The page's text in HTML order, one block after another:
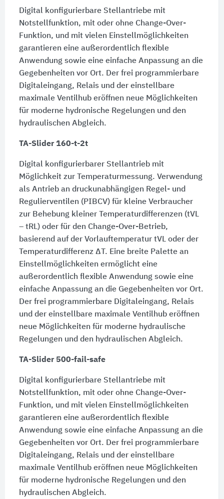
Digital konfigurierbare Stellantriebe mit
Notstellfunktion, mit oder ohne Change-Over-
Funktion, und mit vielen Einstellmöglichkeiten
garantieren eine außerordentlich flexible
Anwendung sowie eine einfache Anpassung an die
Gegebenheiten vor Ort. Der frei programmierbare
Digitaleingang, Relais und der einstellbare
maximale Ventilhub eröffnen neue Möglichkeiten
für moderne hydronische Regelungen und den
hydraulischen Abgleich.
TA-Slider 160-t-2t
Digital konfigurierbarer Stellantrieb mit
Möglichkeit zur Temperaturmessung. Verwendung
als Antrieb an druckunabhängigen Regel- und
Regulierventilen (PIBCV) für kleine Verbraucher
zur Behebung kleiner Temperaturdifferenzen (tVL
– tRL) oder für den Change-Over-Betrieb,
basierend auf der Vorlauftemperatur tVL oder der
Temperaturdifferenz ΔT. Eine breite Palette an
Einstellmöglichkeiten ermöglicht eine
außerordentlich flexible Anwendung sowie eine
einfache Anpassung an die Gegebenheiten vor Ort.
Der frei programmierbare Digitaleingang, Relais
und der einstellbare maximale Ventilhub eröffnen
neue Möglichkeiten für moderne hydraulische
Regelungen und den hydraulischen Abgleich.
TA-Slider 500-fail-safe
Digital konfigurierbare Stellantriebe mit
Notstellfunktion, mit oder ohne Change-Over-
Funktion, und mit vielen Einstellmöglichkeiten
garantieren eine außerordentlich flexible
Anwendung sowie eine einfache Anpassung an die
Gegebenheiten vor Ort. Der frei programmierbare
Digitaleingang, Relais und der einstellbare
maximale Ventilhub eröffnen neue Möglichkeiten
für moderne hydronische Regelungen und den
hydraulischen Abgleich.